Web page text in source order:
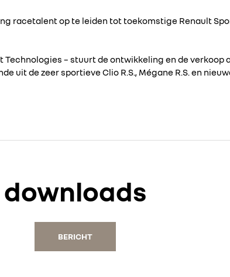
racetalent op te leiden tot toekomstige Renault
Technologies – stuurt de ontwikkeling en de verkoop
uit de zeer sportieve Clio R.S., Mégane R.S. en
downloads
BERICHT